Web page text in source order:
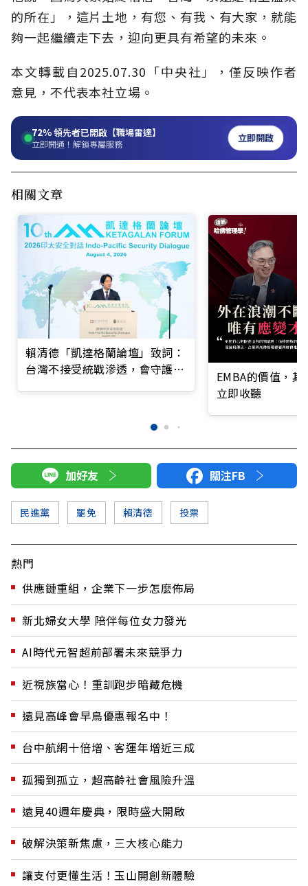
的所在」，這片土地，有您、有我、有大家，就能
夠一起繼續走下去，迎向更具有希望的未來。
本文轉載自2025.07.30「中央社」，僅反映作者
意見，不代表本社立場。
72%領先者已開啟【職場雷達】
立即開通！解鎖專屬服務 立即開啟
相關文章
賴清德「凱達格蘭論壇」致詞：
台灣不接受統戰滲透，會守護民
EMBA的價值，
立即收聽
加好友 關注FB
民進黨 罷免 賴清德 投票
熱門
供應鏈重組，企業下一步怎麼佈局
新北婦女大學 陪伴每位女力發光
AI時代元智超前部署未來競爭力
近視族當心！重訓跑步暗藏危機
遠見高峰會早鳥優惠報名中！
台中航網十倍增、客運年增近三成
孤獨到孤立，超高齡社會風險升溫
遠見40週年慶典，限時盛大開啟
破解決策新焦慮，三大核心能力
讓支付更懂生活！玉山開創新體驗